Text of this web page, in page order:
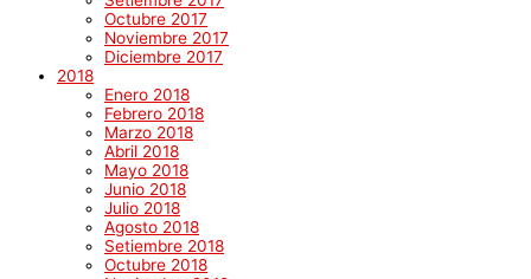
Octubre 2017
Noviembre 2017
Diciembre 2017
2018
Enero 2018
Febrero 2018
Marzo 2018
Abril 2018
Mayo 2018
Junio 2018
Julio 2018
Agosto 2018
Setiembre 2018
Octubre 2018